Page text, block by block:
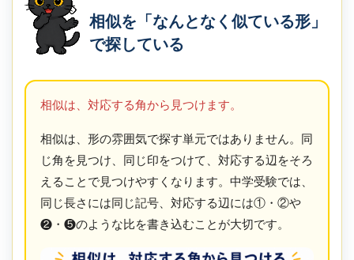
相似を「なんとなく似ている形」
で探している
相似は、対応する角から見つけます。
相似は、形の雰囲気で探す単元ではありません。同
じ角を見つけ、同じ印をつけて、対応する辺をそろ
えることで見つけやすくなります。中学受験では、
同じ長さには同じ記号、対応する辺には①・②や
❷・❺のような比を書き込むことが大切です。